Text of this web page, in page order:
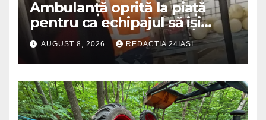
Ambulanță oprită la piață
pentru ca echipajul să iși
cumpere pepene și legume.
DSU a anuntat că va aplica
sancțiuni
AUGUST 8, 2026 REDACTIA 24IASI